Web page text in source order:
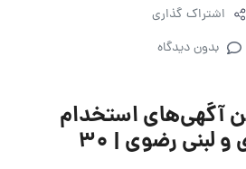
اشتراک گذاری
بدون دیدگاه
آگهی‌های استخدام
شرکت دامپروری و لبنی رضوی | ۳۰